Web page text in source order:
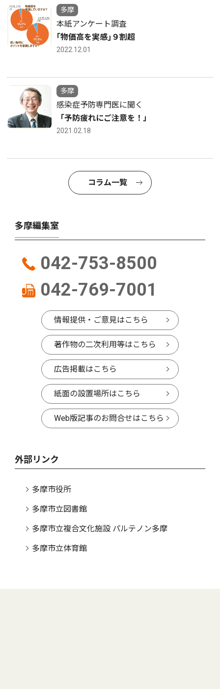
多摩
本紙アンケート調査
｢物価高を実感｣９割超
2022.12.01
多摩
感染症予防専門医に聞く
「予防疲れにご注意を！」
2021.02.18
コラム一覧
多摩編集室
042-753-8500
042-769-7001
情報提供・ご意見はこちら
著作物の二次利用等はこちら
広告掲載はこちら
紙面の設置場所はこちら
Web版記事のお問合せはこちら
外部リンク
多摩市役所
多摩市立図書館
多摩市立複合文化施設 パルテノン多摩
多摩市立体育館